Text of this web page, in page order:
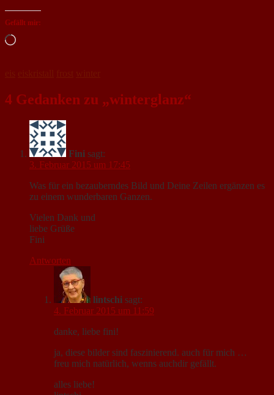
Gefällt mir:
Loading…
4 Gedanken zu „winterglanz“
Fini sagt:
3. Februar 2015 um 17:45
Was für ein bezauberndes Bild und Deine Zeilen ergänzen es
zu einem wunderbaren Ganzen.
Vielen Dank und
liebe Grüße
Fini
Antworten
lintschi sagt:
4. Februar 2015 um 11:59
danke, liebe fini!
ja, diese bilder sind faszinierend. auch für mich …
freu mich natürlich, wenns auchdir gefällt.
alles liebe!